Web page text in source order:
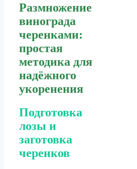
Размножение
винограда
черенками:
простая
методика для
надёжного
укоренения
Подготовка
лозы и
заготовка
черенков